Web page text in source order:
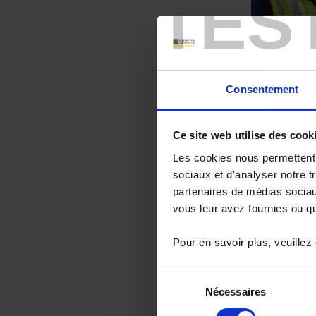
Consentement
Ce site web utilise des
Les cookies nous
sociaux et d'analyser notre
partenaires de médias
vous leur avez fournies ou
Pour en savoir plus, veuillez
consentement
Nécessaires
métrologique.
Pour
Manumesure,
de solutions
Pyrocontrole
mesure de
performants
Deux
avec ou sans
de
Pyrocontrole
métrologie